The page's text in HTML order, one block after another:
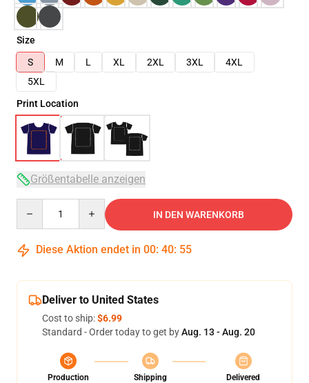
Size
S
M L XL 2XL 3XL
4XL
5XL
Print Location
Größentabelle anzeigen
IN DEN WARENKORB
Diese Aktion endet in 00: 40: 54
Deliver to United States
Cost to ship:$6.99
Standard - Order today to get byAug. 13 - Aug. 20
Production
Shipping
Delivered